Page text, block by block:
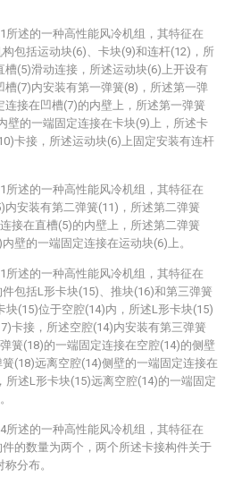
所述的一种高性能风冷机组，其特征在
包括运动块(6)、卡块(9)和连杆(12)，所
槽(5)滑动连接，所述运动块(6)上开设有
槽(7)内安装有第一弹簧(8)，所述第一弹
连接在凹槽(7)的内壁上，所述第一弹簧
壁的一端固定连接在卡块(9)上，所述卡
卡接，所述运动块(6)上固定安装有连杆
所述的一种高性能风冷机组，其特征在
内安装有第二弹簧(11)，所述第二弹簧
接在直槽(5)的内壁上，所述第二弹簧
壁的一端固定连接在运动块(6)上。
所述的一种高性能风冷机组，其特征在
包括L形卡块(15)、推块(16)和第三弹簧
块(15)位于空腔(14)内，所述L形卡块(15)
卡接，所述空腔(14)内安装有第三弹簧
簧(18)的一端固定连接在空腔(14)的侧壁
(18)远离空腔(14)侧壁的一端固定连接在
所述L形卡块(15)远离空腔(14)的一端固定
所述的一种高性能风冷机组，其特征在
的数量为两个，两个所述卡接构件关于
分布。